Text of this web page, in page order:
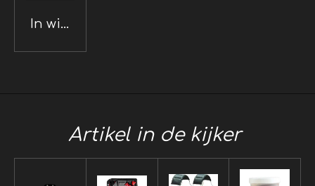
In winkelwagen
Artikel in de kijker